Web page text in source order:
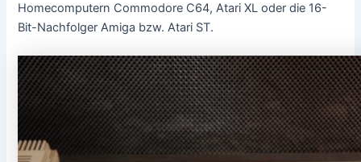
Homecomputern Commodore C64, Atari XL oder die 16-
Bit-Nachfolger Amiga bzw. Atari ST.